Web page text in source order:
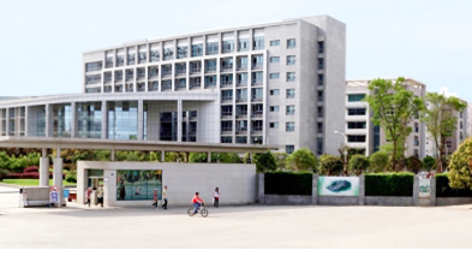
社会实践
学生管理
研究生活动